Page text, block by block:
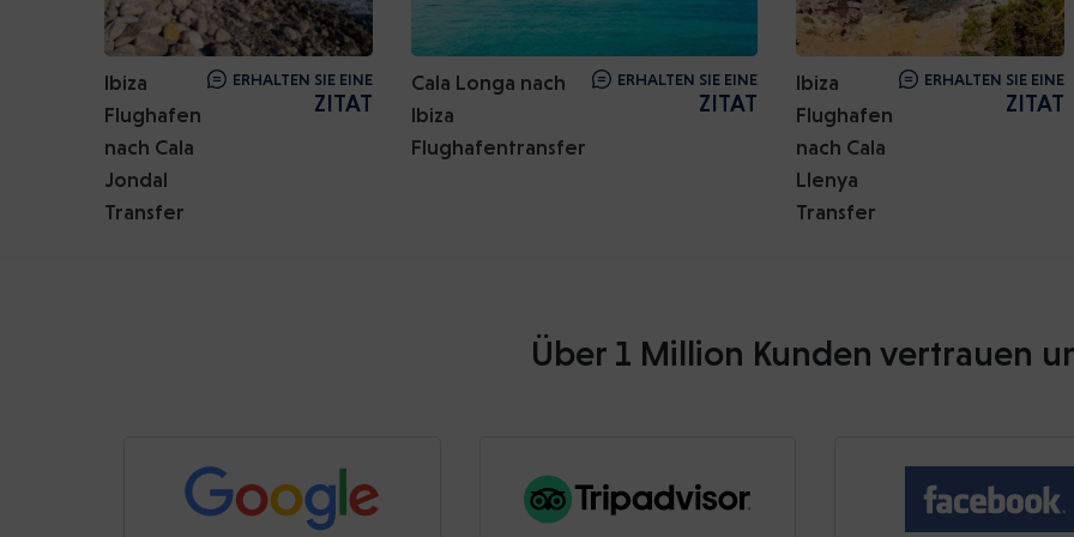
Ibiza
Flughafen
nach Cala
Jondal
Transfer
ERHALTEN SIE EINE
ZITAT
Cala Longa nach
Ibiza
Flughafentransfer
ERHALTEN SIE EINE
ZITAT
Ibiza
Flughafen
nach Cala
Llenya
Transfer
ERHALTEN SIE EINE
ZITAT
Über 1 Million Kunden vertrauen